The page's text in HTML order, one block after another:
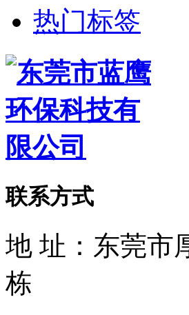
热门标签
联系方式
地 址：东莞市
栋